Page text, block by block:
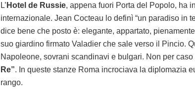
L’ Hotel de Russie, appena fuori Porta del Popolo, ha
internazionale. Jean Cocteau lo definì “un paradiso in
dice bene che posto è: elegante, appartato,
suo giardino firmato Valadier che sale verso il Pincio.
Napoleone, sovrani scandinavi e bulgari. Non per
Re”. In queste stanze Roma incrociava la diplomazia
rango.